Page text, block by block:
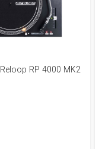
Reloop RP 4000 MK2